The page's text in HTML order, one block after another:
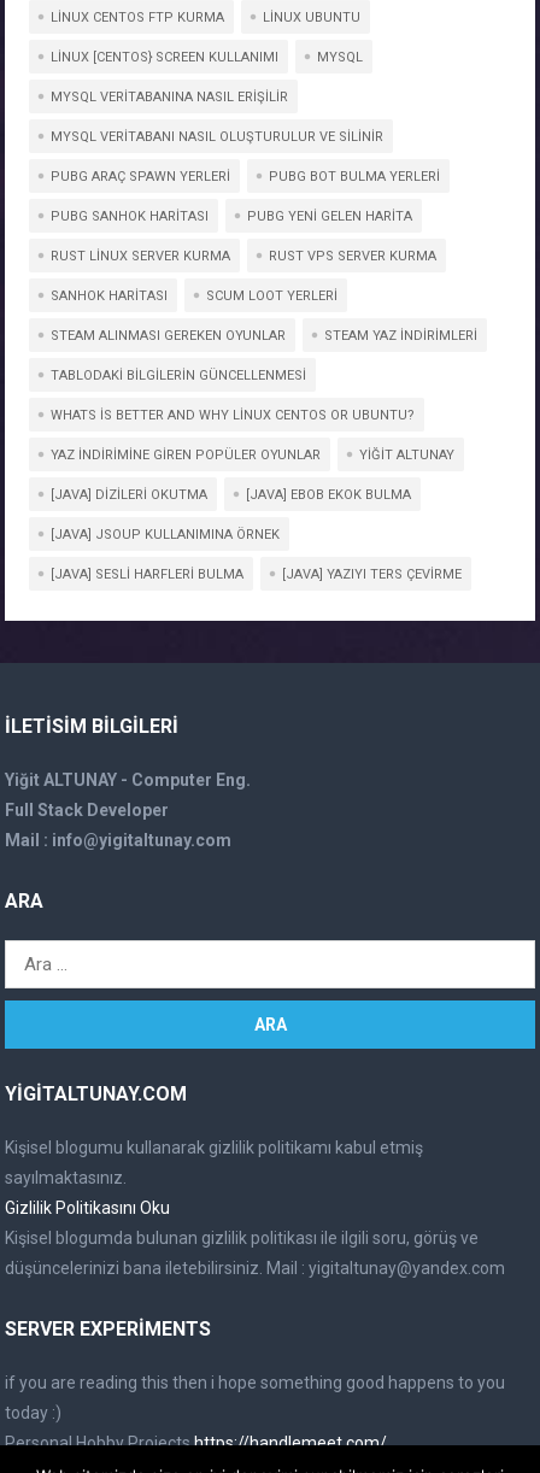
LINUX CENTOS FTP KURMA LINUX UBUNTU
LINUX [CENTOS} SCREEN KULLANIMI MYSQL
MYSQL VERITABANINA NASIL ERIŞILIR
MYSQL VERITABANI NASIL OLUŞTURULUR VE SILINIR
PUBG ARAÇ SPAWN YERLERI PUBG BOT BULMA YERLERI
PUBG SANHOK HARITASI PUBG YENI GELEN HARITA
RUST LINUX SERVER KURMA RUST VPS SERVER KURMA
SANHOK HARITASI SCUM LOOT YERLERI
STEAM ALINMASI GEREKEN OYUNLAR STEAM YAZ INDIRIMLERI
TABLODAKI BILGILERIN GÜNCELLENMESI
WHATS IS BETTER AND WHY LINUX CENTOS OR UBUNTU?
YAZ İNDIRIMINE GIREN POPÜLER OYUNLAR YIĞIT ALTUNAY
[JAVA] DIZILERI OKUTMA [JAVA] EBOB EKOK BULMA
[JAVA] JSOUP KULLANIMINA ÖRNEK
[JAVA] SESLI HARFLERI BULMA [JAVA] YAZIYI TERS ÇEVIRME
İLETISIM BILGILERI
Yiğit ALTUNAY - Computer Eng.
Full Stack Developer
Mail : info@yigitaltunay.com
ARA
r
m
YIGITALTUNAY.COM
Kişisel blogumu kullanarak gizlilik politikamı kabul etmiş
sayılmaktasınız.
Gizlilik Politikasını Oku
Kişisel blogumda bulunan gizlilik politikası ile ilgili soru, görüş ve
düşüncelerinizi bana iletebilirsiniz. Mail :yigitaltunay@yandex.com
SERVER EXPERIMENTS
if you are reading this then i hope something good happens to you
today :)
Personal Hobby Projectshttps://handlemeet.com/